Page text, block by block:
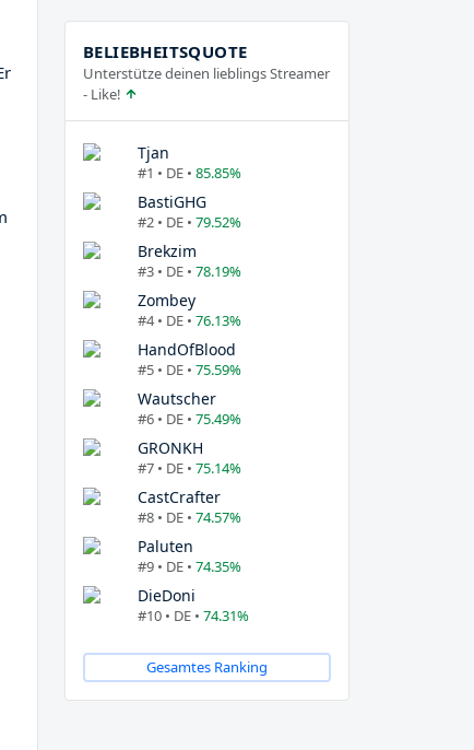
BELIEBHEITSQUOTE
Unterstütze deinen lieblings Streamer
- Like!
Tjan
#1 • DE • 85.85%
BastiGHG
#2 • DE • 79.52%
Brekzim
#3 • DE • 78.19%
Zombey
#4 • DE • 76.13%
HandOfBlood
#5 • DE • 75.59%
Wautscher
#6 • DE • 75.49%
GRONKH
#7 • DE • 75.14%
CastCrafter
#8 • DE • 74.57%
Paluten
#9 • DE • 74.35%
DieDoni
#10 • DE • 74.31%
Gesamtes Ranking